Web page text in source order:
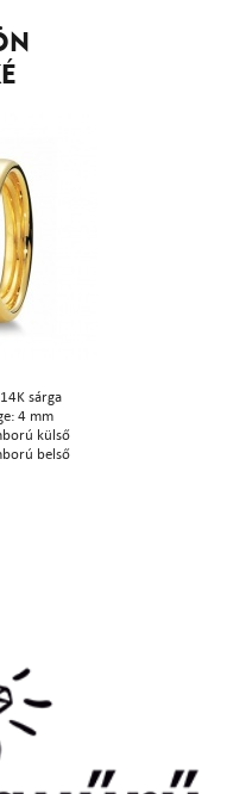
sárga
4 mm
külső
belső